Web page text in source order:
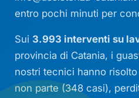
entro pochi minuti per
Sui 3.993 interventi su
provincia di Catania, i
nostri tecnici hanno
non parte (348 casi),